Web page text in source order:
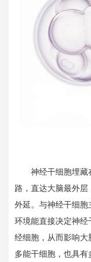
神经干细胞埋藏
路，直达大脑最外
外延。与神经干细
环境能直接决定神
经细胞，从而影响
多能干细胞，也具有